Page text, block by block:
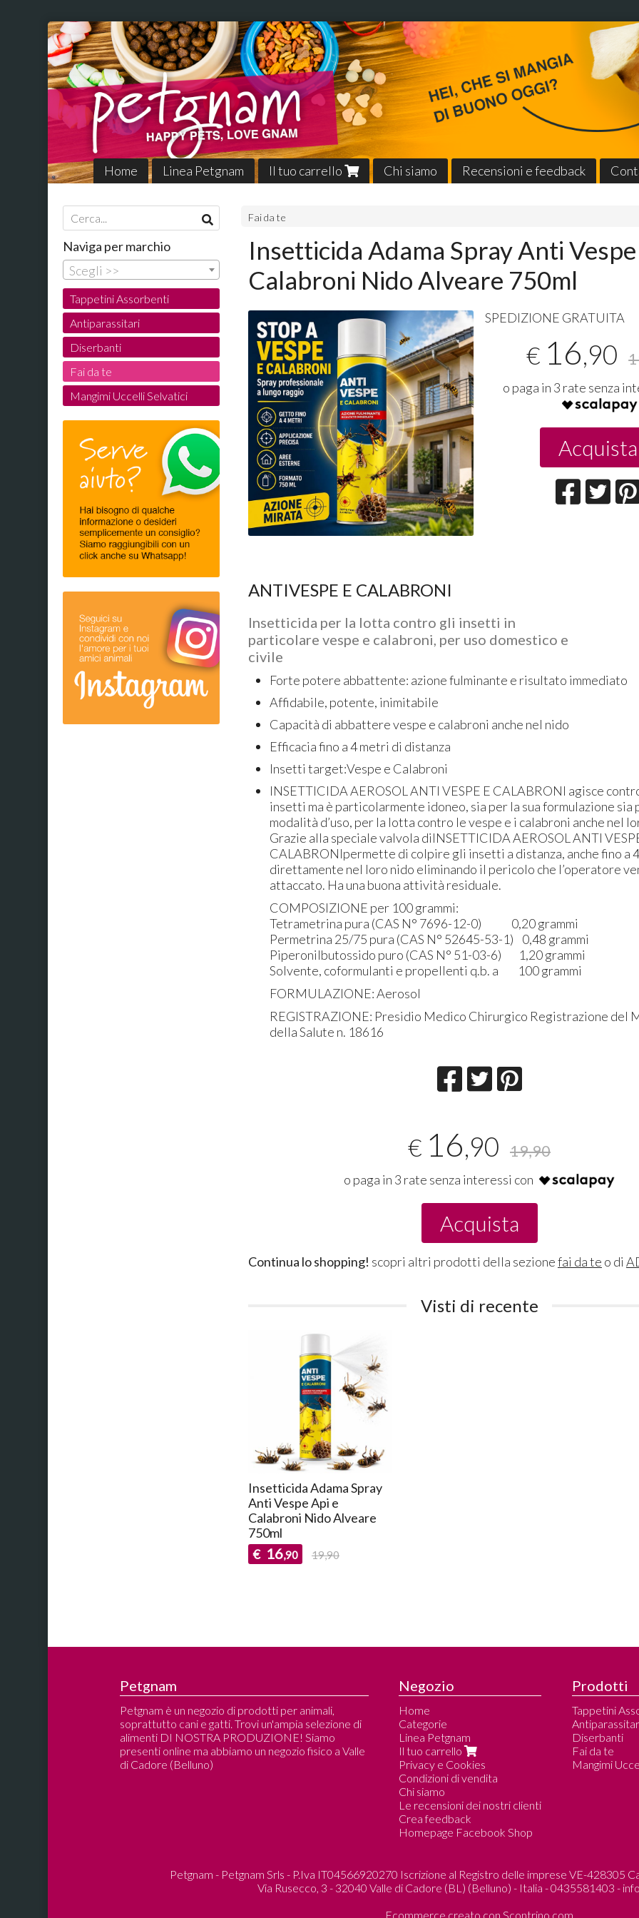
Home Linea Petgnam Il tuo carrello Chi siamo Recensioni e feedback
Fai da te
Insetticida Adama Spray Anti
Calabroni Nido Alveare 750ml
SPEDIZIONE GRATUITA
€ 16,90
o paga in 3 rate senza
Acquista
ANTIVESPE E CALABRONI
Insetticida per la lotta contro gli insetti in
particolare vespe e calabroni, per uso domestico e
civile
Forte potere abbattente: azione fulminante e risultato immediato
Affidabile, potente, inimitabile
Capacità di abbattere vespe e calabroni anche nel nido
Efficacia fino a 4 metri di distanza
Insetti target:Vespe e Calabroni
INSETTICIDA AEROSOL ANTI VESPE E CALABRONI agisce
insetti ma è particolarmente idoneo, sia per la sua formulazione sia
modalità d’uso, per la lotta contro le vespe e i calabroni anche nel
Grazie alla speciale valvola diINSETTICIDA AEROSOL ANTI
CALABRONIpermette di colpire gli insetti a distanza, anche fino a
direttamente nel loro nido eliminando il pericolo che l’operatore
attaccato. Ha una buona attività residuale.
COMPOSIZIONE per 100 grammi:
Tetrametrina pura (CAS N° 7696-12-0) 0,20 grammi
Permetrina 25/75 pura (CAS N° 52645-53-1) 0,48 grammi
Piperonilbutossido puro (CAS N° 51-03-6) 1,20 grammi
Solvente, coformulanti e propellenti q.b. a 100 grammi
FORMULAZIONE: Aerosol
REGISTRAZIONE: Presidio Medico Chirurgico Registrazione del
della Salute n. 18616
€ 16,90 19,90
o paga in 3 rate senza interessi con
Acquista
Continua lo shopping! scopri altri prodotti della sezionefai da te o di
Visti di recente
Insetticida Adama Spray
Anti Vespe Api e
Calabroni Nido Alveare
750ml
€ 16,90 19,90
Naviga per marchio
Scegli >>
Tappetini Assorbenti
Antiparassitari
Diserbanti
Fai da te
Mangimi Uccelli Selvatici
Tapetti
22-07-
Petgnam
Petgnam è un negozio di prodotti per animali,
soprattutto cani e gatti. Trovi un'ampia selezione di
alimenti DI NOSTRA PRODUZIONE! Siamo
presenti online ma abbiamo un negozio fisico a Valle
di Cadore (Belluno)
Negozio
Home
Categorie
Linea Petgnam
Il tuo carrello
Privacy e Cookies
Condizioni di vendita
Chi siamo
Le recensioni dei nostri clienti
Crea feedback
Homepage Facebook Shop
Prodotti
Tappetini
Diserbanti
Fai da te
Mangimi
Petgnam - Petgnam Srls - P.Iva IT04566920270 Iscrizione al Registro delle imprese VE-428305
Via Rusecco, 3 - 32040 Valle di Cadore (BL) (Belluno) - Italia - 0435581403 -
Ecommerce creato con Scontrino.com